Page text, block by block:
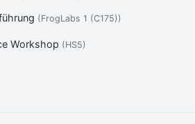
(FrogLabs 1 (C175))
Workshop (HS5)